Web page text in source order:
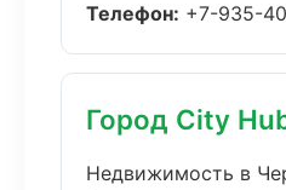
Телефон: +7-935-
Город City
Недвижимость в